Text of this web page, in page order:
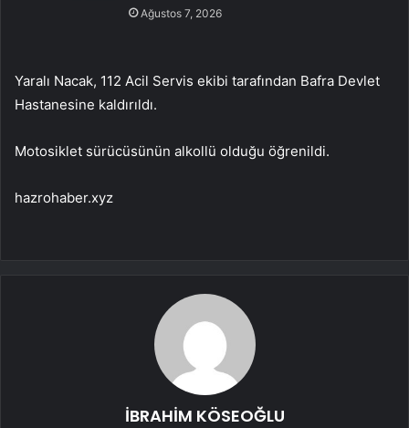
Ağustos 7, 2026
Yaralı Nacak, 112 Acil Servis ekibi tarafından Bafra Devlet
Hastanesine kaldırıldı.
Motosiklet sürücüsünün alkollü olduğu öğrenildi.
hazrohaber.xyz
İBRAHİM KÖSEOĞLU